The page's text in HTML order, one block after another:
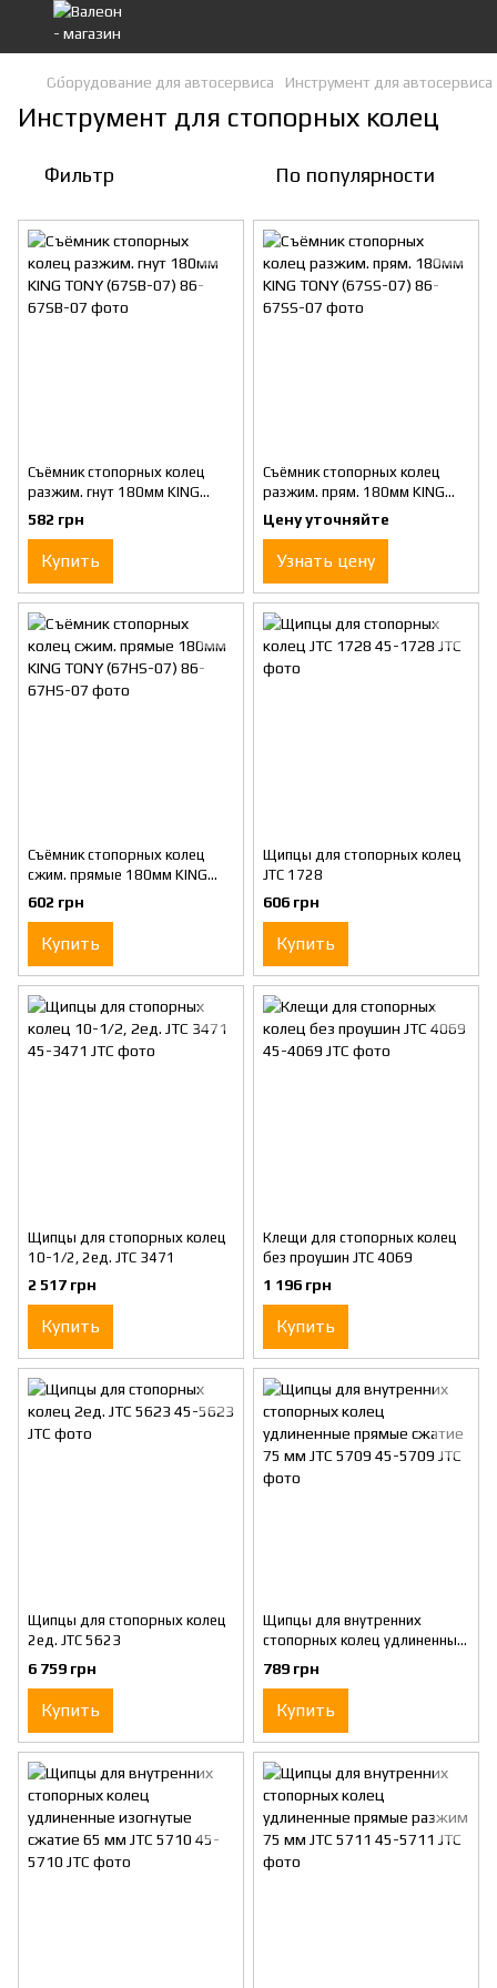
Оборудование для автосервиса Инструмент для автосервиса
Инструмент для стопорных колец
Фильтр По популярности
Съёмник стопорных колец
разжим. гнут 180мм KING
TONY (67SB-07)
582 грн
Купить
Съёмник стопорных колец
разжим. прям. 180мм KING
TONY (67SS-07)
Цену уточняйте
Узнать цену
Съёмник стопорных колец
сжим. прямые 180мм KING
TONY (67HS-07)
602 грн
Купить
Щипцы для стопорных колец
JTC 1728
606 грн
Купить
Щипцы для стопорных колец
10-1/2, 2ед. JTC 3471
2 517 грн
Купить
Клещи для стопорных колец
без проушин JTC 4069
1 196 грн
Купить
Щипцы для стопорных колец
2ед. JTC 5623
6 759 грн
Купить
Щипцы для внутренних
стопорных колец удлиненные
прямые сжатие 75 мм JTC
789 грн
Купить